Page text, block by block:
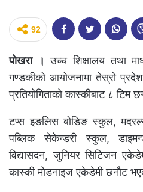
92
पोखरा । उच्च शिक्षालय तथा
गण्डकीको आयोजनामा तेस्रो
प्रतियोगिताको कास्कीबाट ८ टिम
टप्स इङलिस बोडिङ स्कुल,
पब्लिक सेकेन्डरी स्कुल,
विद्यासदन, जुनियर सिटिजन
कास्की मोडनाइज एकेडेमी छनौट